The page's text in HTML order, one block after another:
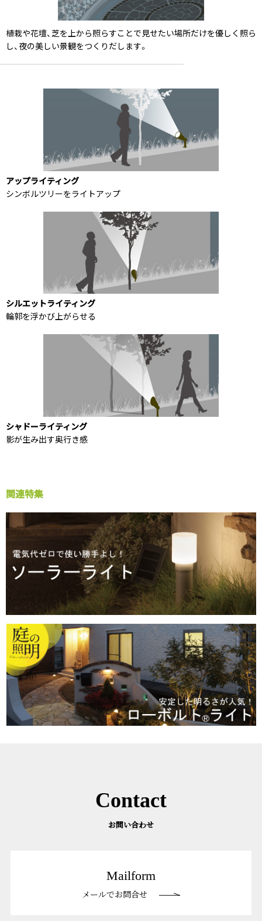
植栽や花壇、芝を上から照らすことで見せたい場所だけを優しく照ら
し、夜の美しい景観をつくりだします。
アップライティング
シンボルツリーをライトアップ
シルエットライティング
輪郭を浮かび上がらせる
シャドーライティング
影が生み出す奥行き感
関連特集
Contact
お問い合わせ
Mailform
メールでお問合せ